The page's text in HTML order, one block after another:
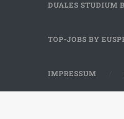
DUALES STUDIUM
TOP-JOBS BY
IMPRESSUM